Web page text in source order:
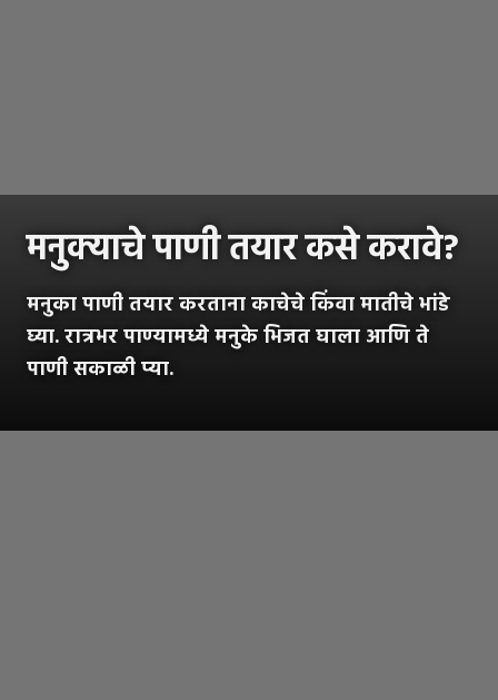
मनुक्याचे पाणी तयार कसे करावे?
मनुका पाणी तयार करताना काचेचे किंवा मातीचे भांडे
घ्या. रात्रभर पाण्यामध्ये मनुके भिजत घाला आणि ते
पाणी सकाळी प्या.